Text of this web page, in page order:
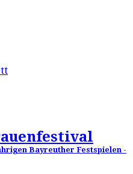
Bayreuther Festspielen -